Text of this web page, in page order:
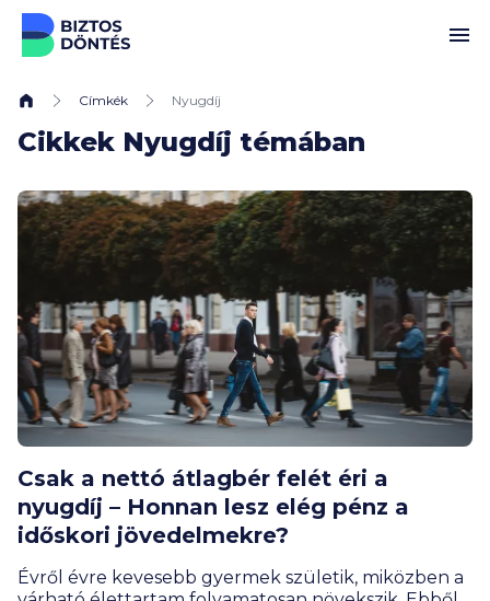
Ugrás a tartalomhoz
Címkék Nyugdíj
Cikkek Nyugdíj témában
Csak a nettó átlagbér felét éri a
nyugdíj – Honnan lesz elég pénz a
időskori jövedelmekre?
Évről évre kevesebb gyermek születik, miközben a